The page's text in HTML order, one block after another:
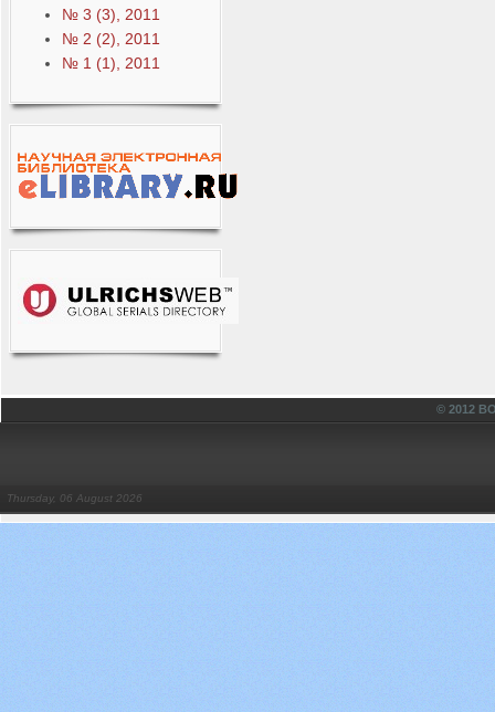
№ 3 (3), 2011
№ 2 (2), 2011
№ 1 (1), 2011
© 2012
Thursday, 06 August 2026